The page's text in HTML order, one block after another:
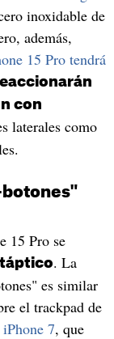
inoxidable de
además,
15 Pro tendrá
con
laterales como
botones"
15 Pro se
. La
es similar
el trackpad de
iPhone 7, que